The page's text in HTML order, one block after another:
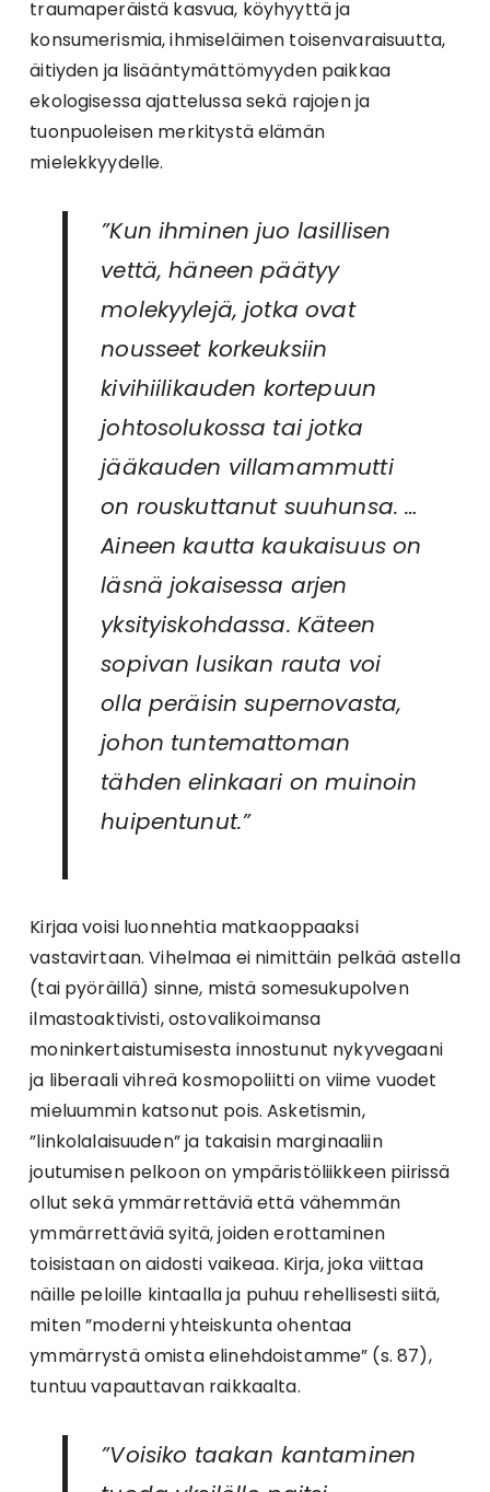
traumaperäistä kasvua, köyhyyttä ja
konsumerismia, ihmiseläimen toisenvaraisuutta,
äitiyden ja lisääntymättömyyden paikkaa
ekologisessa ajattelussa sekä rajojen ja
tuonpuoleisen merkitystä elämän
mielekkyydelle.
”Kun ihminen juo lasillisen
vettä, häneen päätyy
molekyylejä, jotka ovat
nousseet korkeuksiin
kivihiilikauden kortepuun
johtosolukossa tai jotka
jääkauden villamammutti
on rouskuttanut suuhunsa. …
Aineen kautta kaukaisuus on
läsnä jokaisessa arjen
yksityiskohdassa. Käteen
sopivan lusikan rauta voi
olla peräisin supernovasta,
johon tuntemattoman
tähden elinkaari on muinoin
huipentunut.”
Kirjaa voisi luonnehtia matkaoppaaksi
vastavirtaan. Vihelmaa ei nimittäin pelkää astella
(tai pyöräillä) sinne, mistä somesukupolven
ilmastoaktivisti, ostovalikoimansa
moninkertaistumisesta innostunut nykyvegaani
ja liberaali vihreä kosmopoliitti on viime vuodet
mieluummin katsonut pois. Asketismin,
”linkolalaisuuden” ja takaisin marginaaliin
joutumisen pelkoon on ympäristöliikkeen piirissä
ollut sekä ymmärrettäviä että vähemmän
ymmärrettäviä syitä, joiden erottaminen
toisistaan on aidosti vaikeaa. Kirja, joka viittaa
näille peloille kintaalla ja puhuu rehellisesti siitä,
miten ”moderni yhteiskunta ohentaa
ymmärrystä omista elinehdoistamme” (s. 87),
tuntuu vapauttavan raikkaalta.
”Voisiko taakan kantaminen